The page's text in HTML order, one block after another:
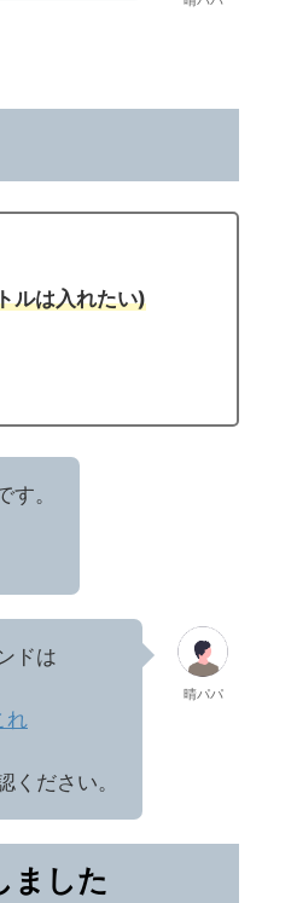
ルは入れたい)
。
ドは
れ
ください。
晴パパ
ました